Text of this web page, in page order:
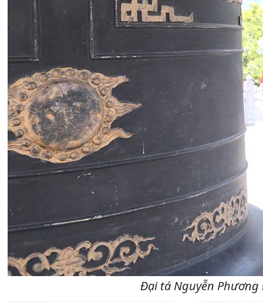
Đại tá Nguyễn